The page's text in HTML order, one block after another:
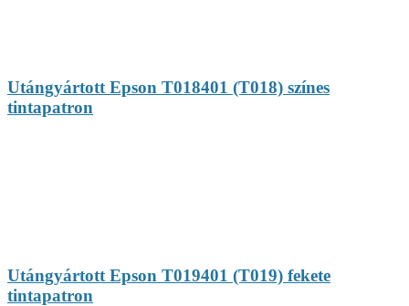
Utángyártott Epson T018401 (T018) színes
tintapatron
Utángyártott Epson T019401 (T019) fekete
tintapatron